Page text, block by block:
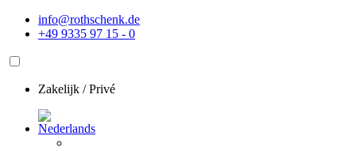
naar
inhoud
info@rothschenk.de
+49 9335 97 15 - 0
Zakelijk /Privé